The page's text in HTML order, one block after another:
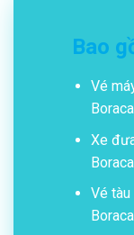
Bao
Vé
Xe
Vé